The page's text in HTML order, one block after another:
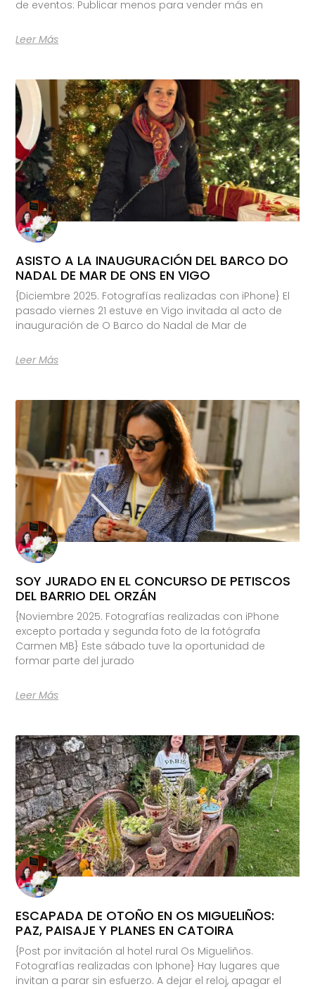
de eventos: Publicar menos para vender más en
Leer Más
ASISTO A LA INAUGURACIÓN DEL BARCO DO
NADAL DE MAR DE ONS EN VIGO
{Diciembre 2025. Fotografías realizadas con iPhone} El
pasado viernes 21 estuve en Vigo invitada al acto de
inauguración de O Barco do Nadal de Mar de
Leer Más
SOY JURADO EN EL CONCURSO DE PETISCOS
DEL BARRIO DEL ORZÁN
{Noviembre 2025. Fotografías realizadas con iPhone
excepto portada y segunda foto de la fotógrafa
Carmen MB} Este sábado tuve la oportunidad de
formar parte del jurado
Leer Más
ESCAPADA DE OTOÑO EN OS MIGUELIÑOS:
PAZ, PAISAJE Y PLANES EN CATOIRA
{Post por invitación al hotel rural Os Migueliños.
Fotografías realizadas con Iphone} Hay lugares que
invitan a parar sin esfuerzo. A dejar el reloj, apagar el